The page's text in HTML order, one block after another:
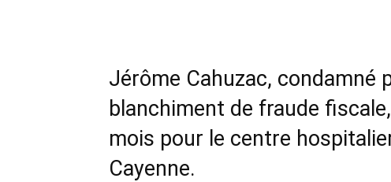
Jérôme Cahuzac, condamné
blanchiment de fraude
mois pour le centre
Cayenne.